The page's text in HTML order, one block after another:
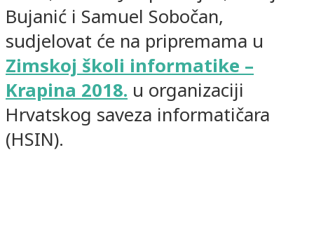
Bujanić i Samuel Sobočan,
sudjelovat će na pripremama u
Zimskoj školi informatike –
Krapina 2018. u organizaciji
Hrvatskog saveza informatičara
(HSIN).